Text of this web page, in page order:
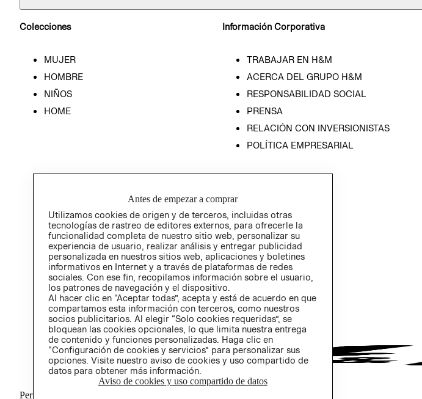
Colecciones
MUJER
HOMBRE
NIÑOS
HOME
Información Corporativa
TRABAJAR EN H&M
ACERCA DEL GRUPO H&M
RESPONSABILIDAD SOCIAL
PRENSA
RELACIÓN CON INVERSIONISTAS
POLÍTICA EMPRESARIAL
Perú (S/)
Antes de empezar a comprar
Utilizamos cookies de origen y de terceros, incluidas otras
tecnologías de rastreo de editores externos, para ofrecerle la
funcionalidad completa de nuestro sitio web, personalizar su
experiencia de usuario, realizar análisis y entregar publicidad
personalizada en nuestros sitios web, aplicaciones y boletines
informativos en Internet y a través de plataformas de redes
sociales. Con ese fin, recopilamos información sobre el usuario,
los patrones de navegación y el dispositivo.
Al hacer clic en “Aceptar todas”, acepta y está de acuerdo en que
compartamos esta información con terceros, como nuestros
socios publicitarios. Al elegir “Solo cookies requeridas”, se
bloquean las cookies opcionales, lo que limita nuestra entrega
de contenido y funciones personalizadas. Haga clic en
“Configuración de cookies y servicios” para personalizar sus
opciones. Visite nuestro aviso de cookies y uso compartido de
datos para obtener más información.
Aviso de cookies y uso compartido de datos